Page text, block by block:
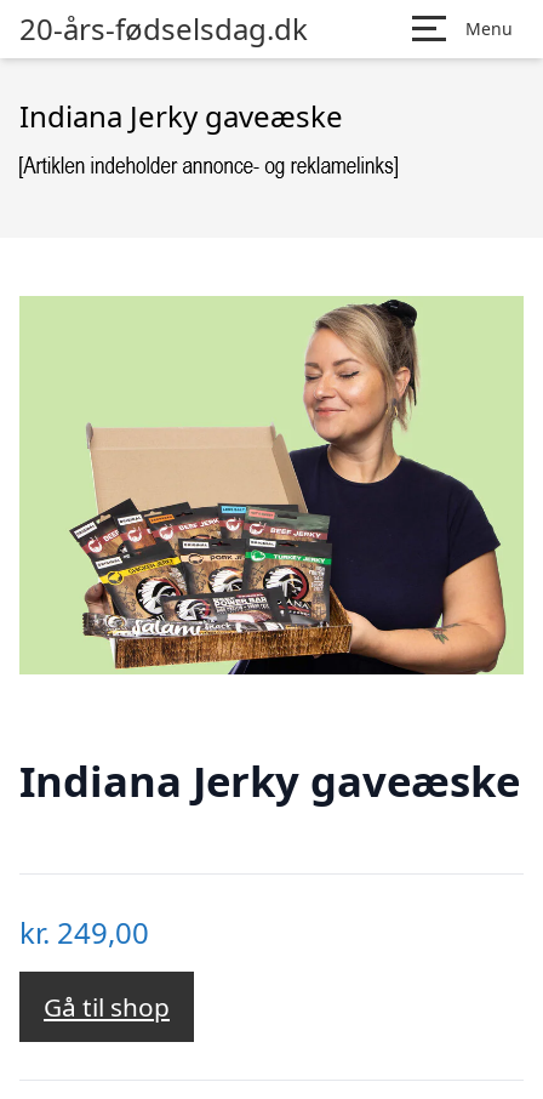
20-års-fødselsdag.dk Menu
Indiana Jerky gaveæske
Indiana Jerky gaveæske
kr. 249,00
Gå til shop